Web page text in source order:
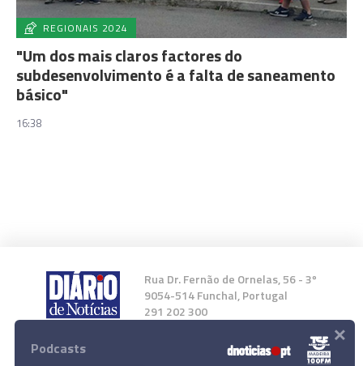
REGIONAIS 2024
"Um dos mais claros factores do
subdesenvolvimento é a falta de saneamento
básico"
16:38
Rua Dr. Fernão de Ornelas, 56 - 3º
9054-514 Funchal, Portugal
291 202 300
Instale a nossa App
Podcasts ×